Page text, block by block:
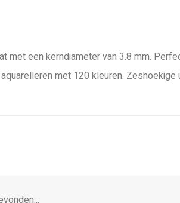
een kerndiameter van 3.8 mm.
met 120 kleuren.